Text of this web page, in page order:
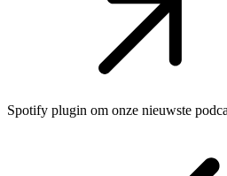
Spotify plugin om onze nieuwste